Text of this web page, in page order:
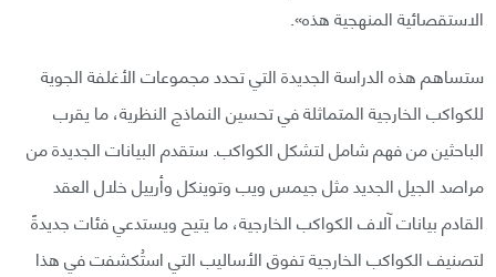
الاستقصائية المنهجية هذه».
ستساهم هذه الدراسة الجديدة التي تحدد مجموعات الأغلفة الجوية
للكواكب الخارجية المتماثلة في تحسين النماذج النظرية، ما يقرب
الباحثين من فهم شامل لتشكل الكواكب. ستقدم البيانات الجديدة من
مراصد الجيل الجديد مثل جيمس ويب وتوينكل وأرييل خلال العقد
القادم بيانات آلاف الكواكب الخارجية، ما يتيح ويستدعي فئات جديدةً
لتصنيف الكواكب الخارجية تفوق الأساليب التي استُكشفت في هذا